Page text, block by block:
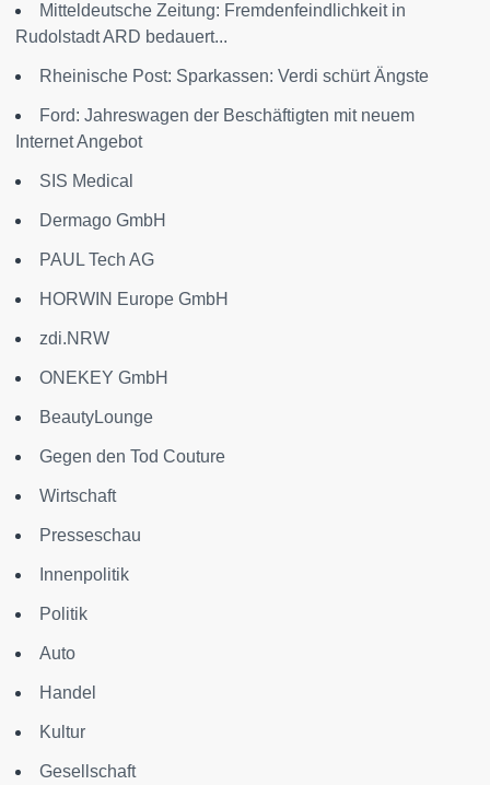
Mitteldeutsche Zeitung: Fremdenfeindlichkeit in
Rudolstadt ARD bedauert...
Rheinische Post: Sparkassen: Verdi schürt Ängste
Ford: Jahreswagen der Beschäftigten mit neuem
Internet Angebot
SIS Medical
Dermago GmbH
PAUL Tech AG
HORWIN Europe GmbH
zdi.NRW
ONEKEY GmbH
BeautyLounge
Gegen den Tod Couture
Wirtschaft
Presseschau
Innenpolitik
Politik
Auto
Handel
Kultur
Gesellschaft